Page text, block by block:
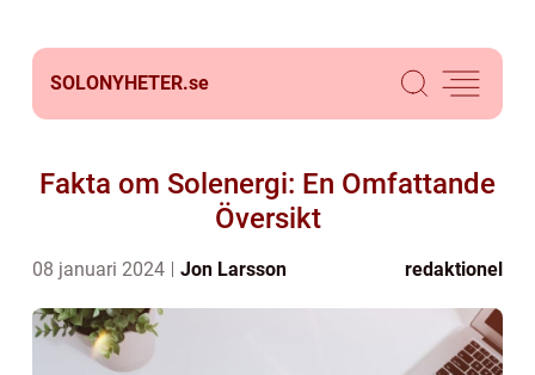
SOLONYHETER.se
Fakta om Solenergi: En Omfattande
Översikt
08 januari 2024 Jon Larsson redaktionel